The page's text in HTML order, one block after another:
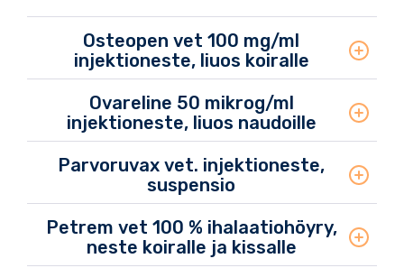
Osteopen vet 100 mg/ml
injektioneste, liuos koiralle
Ovareline 50 mikrog/ml
injektioneste, liuos naudoille
Parvoruvax vet. injektioneste,
suspensio
Petrem vet 100 % ihalaatiohöyry,
neste koiralle ja kissalle